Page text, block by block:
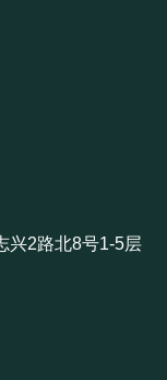
兴2路北8号1-5层